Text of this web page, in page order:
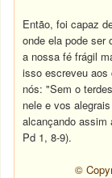
Então, foi capaz
onde ela pode ser
a nossa fé frágil
isso escreveu aos
nós: "Sem o
nele e vos
alcançando assim
Pd 1, 8-9).
©